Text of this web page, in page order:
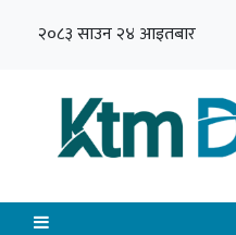
२०८३ साउन २४ आइतबार